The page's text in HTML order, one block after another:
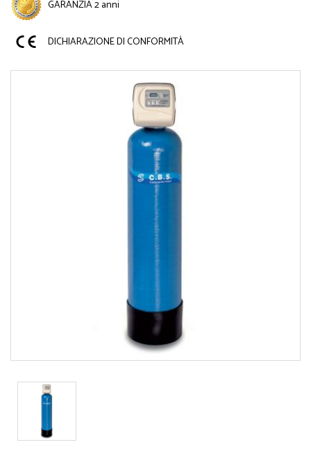
GARANZIA 2 anni
DICHIARAZIONE DI CONFORMITÀ